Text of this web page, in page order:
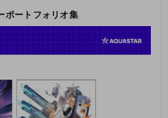
ポートフォリオ集